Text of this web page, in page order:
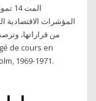
المؤشرات الاقتصادية
من قراراتها،
1969-1971.